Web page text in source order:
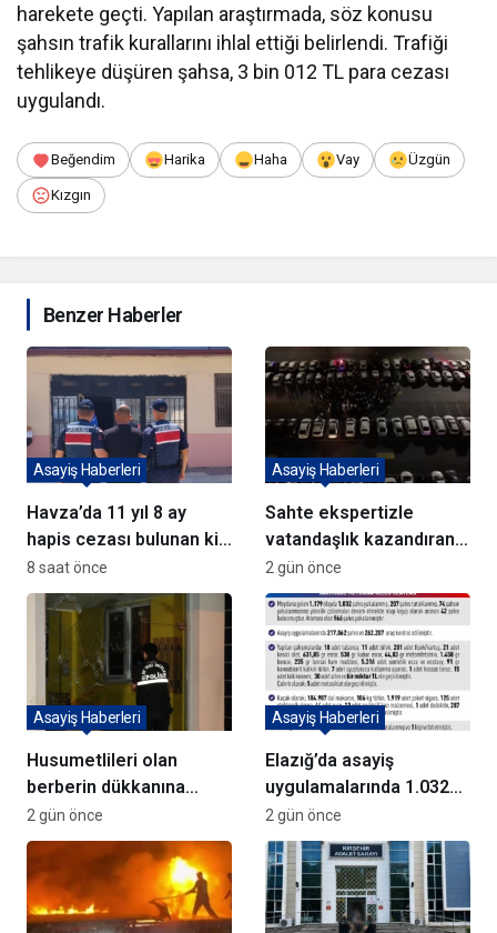
harekete geçti. Yapılan araştırmada, söz konusu
şahsın trafik kurallarını ihlal ettiği belirlendi. Trafiği
tehlikeye düşüren şahsa, 3 bin 012 TL para cezası
uygulandı.
Beğendim Harika Haha Vay Üzgün
Kızgın
Benzer Haberler
Havza’da 11 yıl 8 ay
hapis cezası bulunan kişi
yakalandı
Asayiş Haberleri
8 saat önce
Sahte ekspertizle
vatandaşlık kazandıran
72 şüpheli adliyeye sevk
edildi
Asayiş Haberleri
2 gün önce
Husumetlileri olan
berberin dükkanına
kurşun yağdırıp kaçtılar
Asayiş Haberleri
2 gün önce
Elazığ’da asayiş
uygulamalarında 1.032
kişi yakalandı
Asayiş Haberleri
2 gün önce